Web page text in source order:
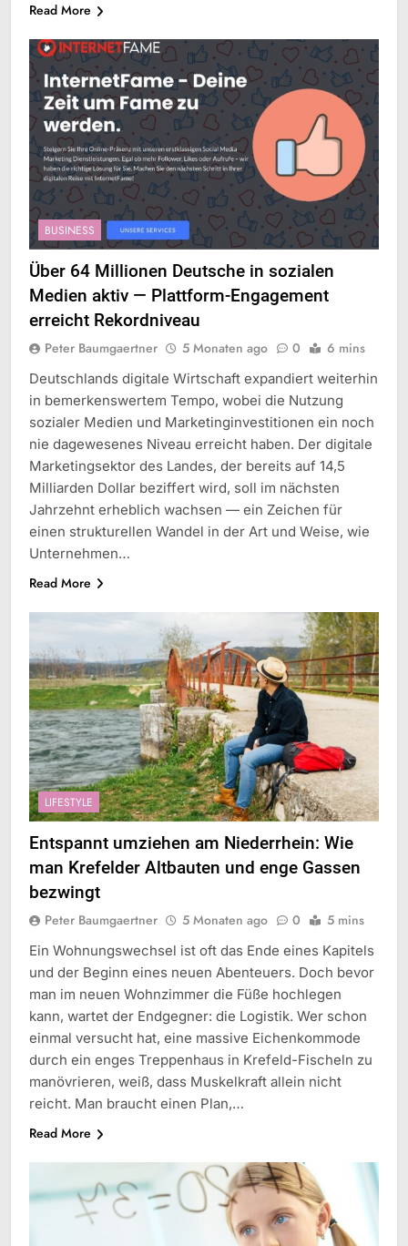
Read More
BUSINESS
Über 64 Millionen Deutsche in sozialen
Medien aktiv — Plattform-Engagement
erreicht Rekordniveau
Peter Baumgaertner 5 Monaten ago 0 6 mins
Deutschlands digitale Wirtschaft expandiert weiterhin
in bemerkenswertem Tempo, wobei die Nutzung
sozialer Medien und Marketinginvestitionen ein noch
nie dagewesenes Niveau erreicht haben. Der digitale
Marketingsektor des Landes, der bereits auf 14,5
Milliarden Dollar beziffert wird, soll im nächsten
Jahrzehnt erheblich wachsen — ein Zeichen für
einen strukturellen Wandel in der Art und Weise, wie
Unternehmen…
Read More
LIFESTYLE
Entspannt umziehen am Niederrhein: Wie
man Krefelder Altbauten und enge Gassen
bezwingt
Peter Baumgaertner 5 Monaten ago 0 5 mins
Ein Wohnungswechsel ist oft das Ende eines Kapitels
und der Beginn eines neuen Abenteuers. Doch bevor
man im neuen Wohnzimmer die Füße hochlegen
kann, wartet der Endgegner: die Logistik. Wer schon
einmal versucht hat, eine massive Eichenkommode
durch ein enges Treppenhaus in Krefeld-Fischeln zu
manövrieren, weiß, dass Muskelkraft allein nicht
reicht. Man braucht einen Plan,…
Read More